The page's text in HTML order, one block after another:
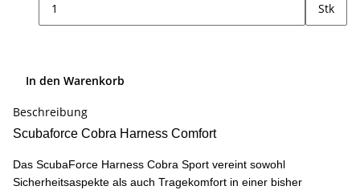
Stk
In den Warenkorb
Beschreibung
Scubaforce Cobra Harness Comfort
Das ScubaForce Harness Cobra Sport vereint sowohl
Sicherheitsaspekte als auch Tragekomfort in einer bisher